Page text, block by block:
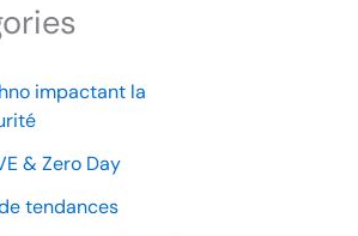
impactant la
& Zero Day
tendances